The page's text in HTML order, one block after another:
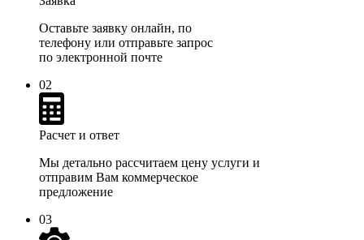
Оставьте заявку онлайн, по
телефону или отправьте запрос
по электронной почте
02
Расчет и ответ
Мы детально рассчитаем цену услуги и
отправим Вам коммерческое
предложение
03